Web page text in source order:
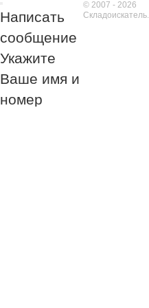
© 2007 - 2026
Написать
сообщение
Укажите
Ваше имя и
номер